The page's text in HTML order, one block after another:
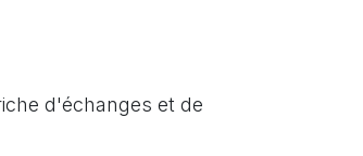
d'échanges et de